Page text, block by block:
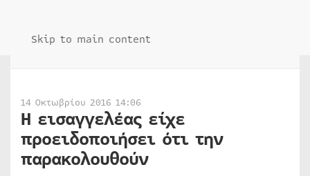
Skip to main content
14 Οκτωβρίου 2016 14:06
Η εισαγγελέας είχε
προειδοποιήσει ότι την
παρακολουθούν